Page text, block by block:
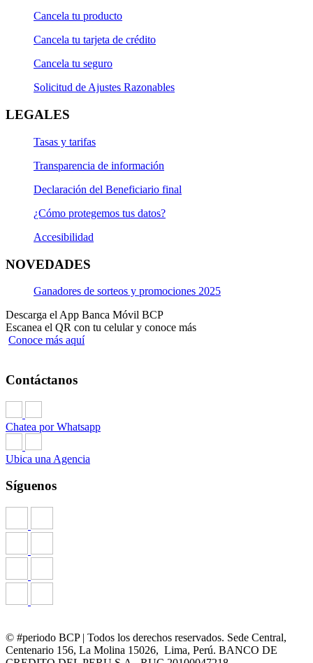
Cancela tu producto
Cancela tu tarjeta de crédito
Cancela tu seguro
Solicitud de Ajustes Razonables
LEGALES
Tasas y tarifas
Transparencia de información
Declaración del Beneficiario final
¿Cómo protegemos tus datos?
Accesibilidad
NOVEDADES
Ganadores de sorteos y promociones 2025
Descarga el App Banca Móvil BCP
Escanea el QR con tu celular y conoce más
Conoce más aquí
Contáctanos
Chatea por Whatsapp
Ubica una Agencia
Síguenos
© #periodo BCP | Todos los derechos reservados. Sede Central,
Centenario 156, La Molina 15026, Lima, Perú. BANCO DE